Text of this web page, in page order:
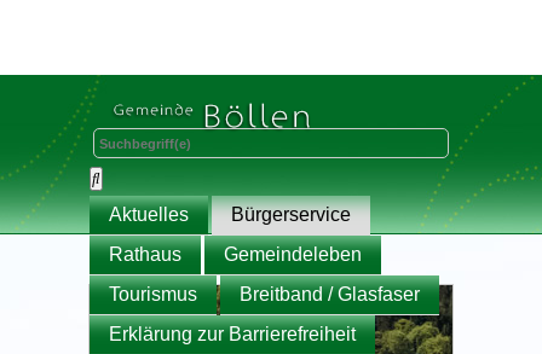
Aktuelles
Bürgerservice
Rathaus
Gemeindeleben
Tourismus
Breitband / Glasfaser
Erklärung zur Barrierefreiheit